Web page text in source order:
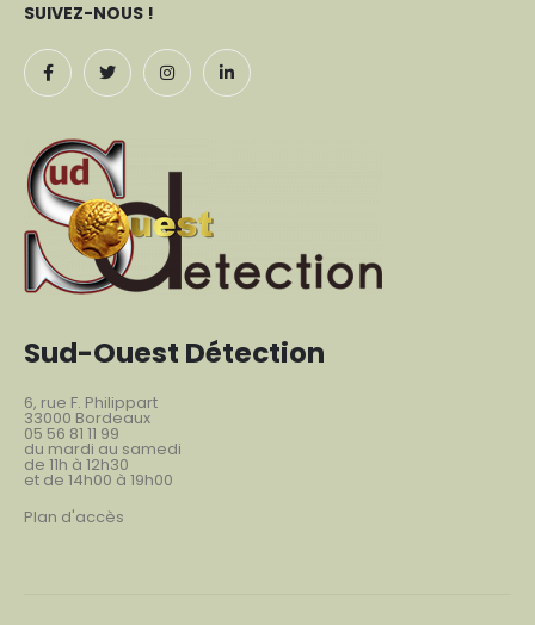
SUIVEZ-NOUS !
Sud-Ouest Détection
6, rue F. Philippart
33000 Bordeaux
05 56 81 11 99
du mardi au samedi
de 11h à 12h30
et de 14h00 à 19h00
Plan d'accès